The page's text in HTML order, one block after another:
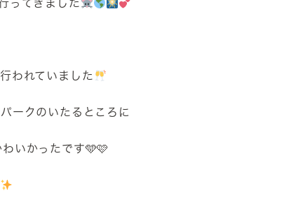
ってきました
われていました
ークのいたるところに
いかったです🩵🩷